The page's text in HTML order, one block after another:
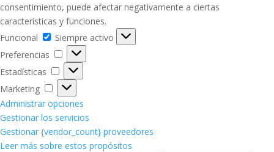
consentimiento, puede afectar negativamente a ciertas
características y funciones.
Funcional
Funcional
Siempre activo
Preferencias
Preferencias
Estadísticas
Estadísticas
Marketing
Marketing
Administrar opciones
Gestionar los servicios
Gestionar {vendor_count} proveedores
Leer más sobre estos propósitos